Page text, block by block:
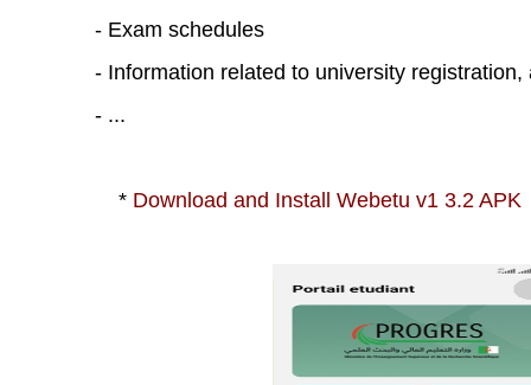
- Exam schedules
- Information related to university
- ...
* Download and Install Webetu v1 3.2 APK